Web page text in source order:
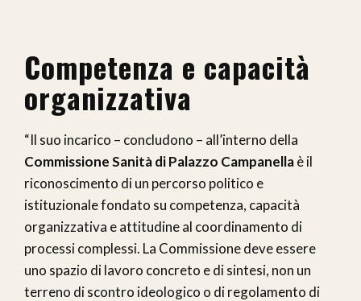
Competenza e capacità
organizzativa
“Il suo incarico – concludono – all’interno della
Commissione Sanità di Palazzo Campanellaè il
riconoscimento di un percorso politico e
istituzionale fondato su competenza, capacità
organizzativa e attitudine al coordinamento di
processi complessi. La Commissione deve essere
uno spazio di lavoro concreto e di sintesi, non un
terreno di scontro ideologico o di regolamento di